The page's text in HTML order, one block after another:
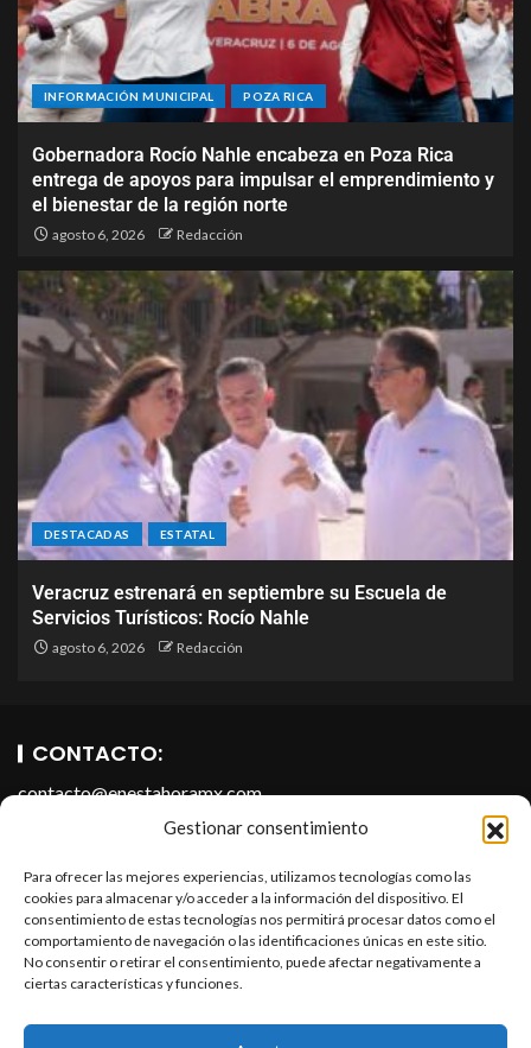
Gestionar consentimiento
Para ofrecer las mejores experiencias, utilizamos tecnologías como las
cookies para almacenar y/o acceder a la información del dispositivo. El
consentimiento de estas tecnologías nos permitirá procesar datos como el
comportamiento de navegación o las identificaciones únicas en este sitio.
No consentir o retirar el consentimiento, puede afectar negativamente a
ciertas características y funciones.
INFORMACIÓN MUNICIPAL POZA RICA
Gobernadora Rocío Nahle encabeza en Poza Rica
entrega de apoyos para impulsar el emprendimiento y
el bienestar de la región norte
agosto 6, 2026 Redacción
DESTACADAS ESTATAL
Veracruz estrenará en septiembre su Escuela de
Servicios Turísticos: Rocío Nahle
agosto 6, 2026 Redacción
CONTACTO:
contacto@enestahoramx.com